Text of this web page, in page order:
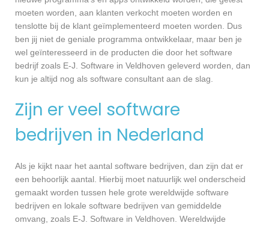
moeten worden, aan klanten verkocht moeten worden en
tenslotte bij de klant geïmplementeerd moeten worden. Dus
ben jij niet de geniale programma ontwikkelaar, maar ben je
wel geïnteresseerd in de producten die door het software
bedrijf zoals E-J. Software in Veldhoven geleverd worden, dan
kun je altijd nog als software consultant aan de slag.
Zijn er veel software
bedrijven in Nederland
Als je kijkt naar het aantal software bedrijven, dan zijn dat er
een behoorlijk aantal. Hierbij moet natuurlijk wel onderscheid
gemaakt worden tussen hele grote wereldwijde software
bedrijven en lokale software bedrijven van gemiddelde
omvang, zoals E-J. Software in Veldhoven. Wereldwijde